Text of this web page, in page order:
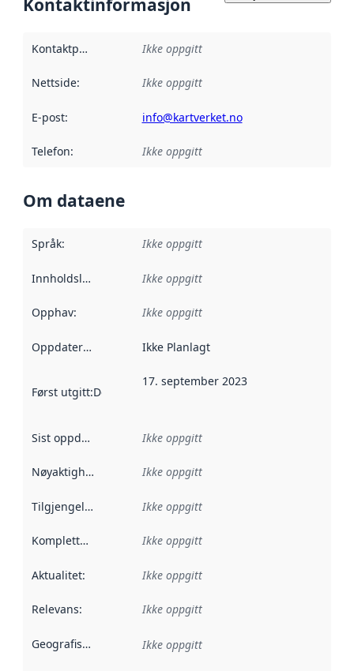
Kontaktinformasjon
Kontaktpunkt Ikke oppgitt
Nettside: Ikke oppgitt
E-post: info@kartverket.no
Telefon: Ikke oppgitt
Om dataene
Språk: Ikke oppgitt
Innholdsleverandører :
Ikke oppgitt
Opphav: Ikke oppgitt
Oppdateringsfrekvens :
Ikke Planlagt
Først utgitt:Denne datoen sier når dataene i dette
17. september 2023
Sist oppdatert Ikke oppgitt
Nøyaktighet Ikke oppgitt
Tilgjengelighet Ikke oppgitt
Kompletthet Ikke oppgitt
Aktualitet: Ikke oppgitt
Relevans: Ikke oppgitt
Geografisk avgrensning :
Ikke oppgitt